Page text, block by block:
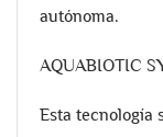
autónoma.
AQUABIOTIC
Esta tecnología